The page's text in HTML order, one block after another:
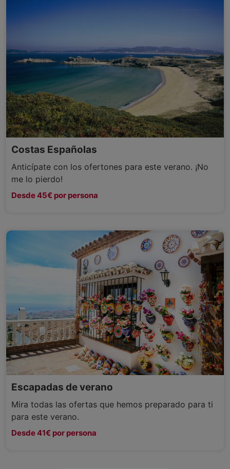
Costas Españolas
Anticípate con los ofertones para este verano. ¡No
me lo pierdo!
Desde 45€ por persona
Escapadas de verano
Mira todas las ofertas que hemos preparado para ti
para este verano.
Desde 41€ por persona